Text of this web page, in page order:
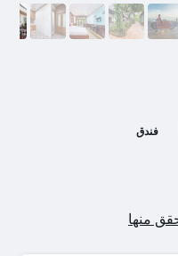
فندق